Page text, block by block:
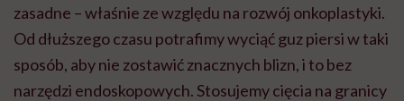
zasadne – właśnie ze względu na rozwój onkoplastyki.
Od dłuższego czasu potrafimy wyciąć guz piersi w taki
sposób, aby nie zostawić znacznych blizn, i to bez
narzędzi endoskopowych. Stosujemy cięcia na granicy